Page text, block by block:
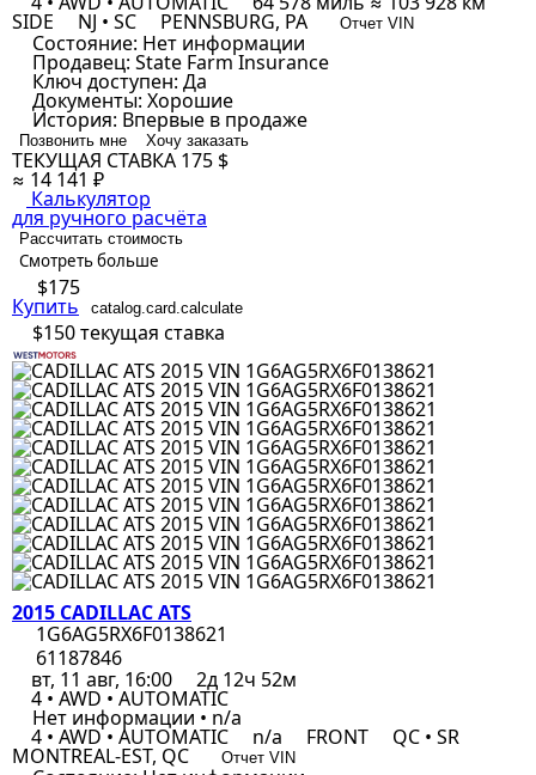
SIDE NJ • SC PENNSBURG, PA Отчет VIN
Состояние: Нет информации
Продавец: State Farm Insurance
Ключ доступен: Да
Документы: Хорошие
История: Впервые в продаже
Позвонить мне Хочу заказать
ТЕКУЩАЯ СТАВКА 175 $
≈ 14 141 ₽
Калькулятор
для ручного расчёта
Рассчитать стоимость
Смотреть больше
$175
Купить catalog.card.calculate
$150текущая ставка
2015 CADILLAC ATS
1G6AG5RX6F0138621
61187846
вт, 11 авг, 16:00
2д 12ч 52м
4 • AWD • AUTOMATIC
Нет информации • n/a
4 • AWD • AUTOMATIC n/a FRONT QC • SR
MONTREAL-EST, QC Отчет VIN